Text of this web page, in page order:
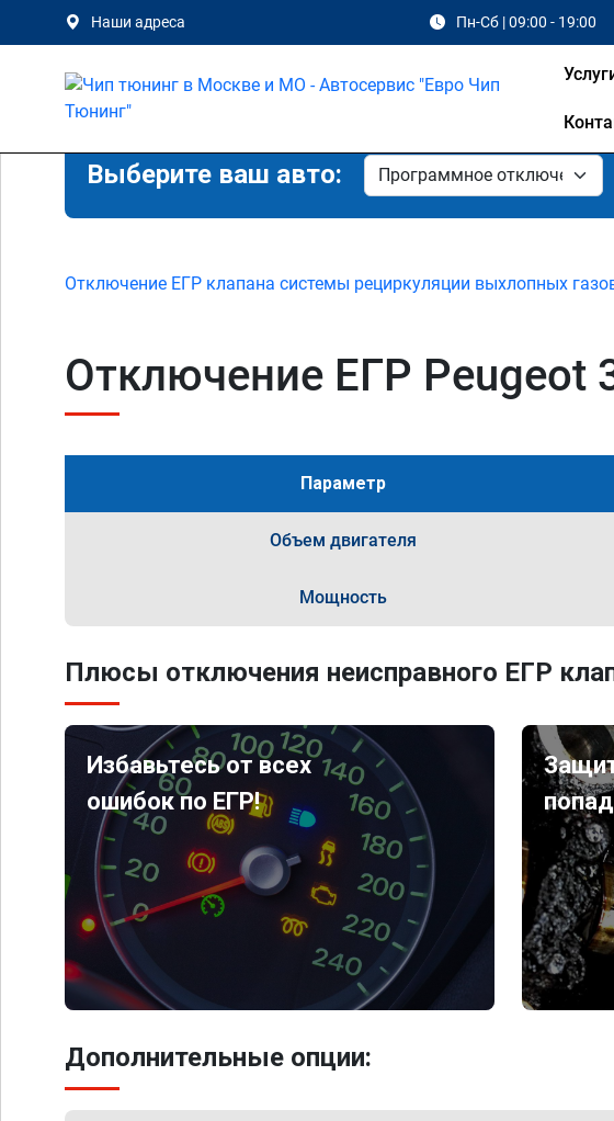
Наши адреса Пн-Сб | 09:00 - 19:00
Выберите ваш авто:
Отключение ЕГР клапана системы рециркуляции выхлопных
Отключение ЕГР Peugeot
Параметр
Объем двигателя
Мощность
Плюсы отключения неисправного ЕГР
Избавьтесь от всех
ошибок по ЕГР!
Дополнительные опции: